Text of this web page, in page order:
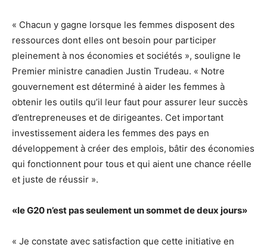
« Chacun y gagne lorsque les femmes disposent des
ressources dont elles ont besoin pour participer
pleinement à nos économies et sociétés », souligne le
Premier ministre canadien Justin Trudeau. « Notre
gouvernement est déterminé à aider les femmes à
obtenir les outils qu’il leur faut pour assurer leur succès
d’entrepreneuses et de dirigeantes. Cet important
investissement aidera les femmes des pays en
développement à créer des emplois, bâtir des économies
qui fonctionnent pour tous et qui aient une chance réelle
et juste de réussir ».
«le G20 n’est pas seulement un sommet de deux jours»
« Je constate avec satisfaction que cette initiative en